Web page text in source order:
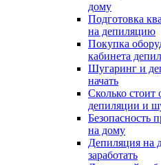
дому
Подготовка
на депиляцию
Покупка
кабинета
Шугаринг и
начать
Сколько
депиляции и
Безопасность
на дому
Депиляция на
заработать